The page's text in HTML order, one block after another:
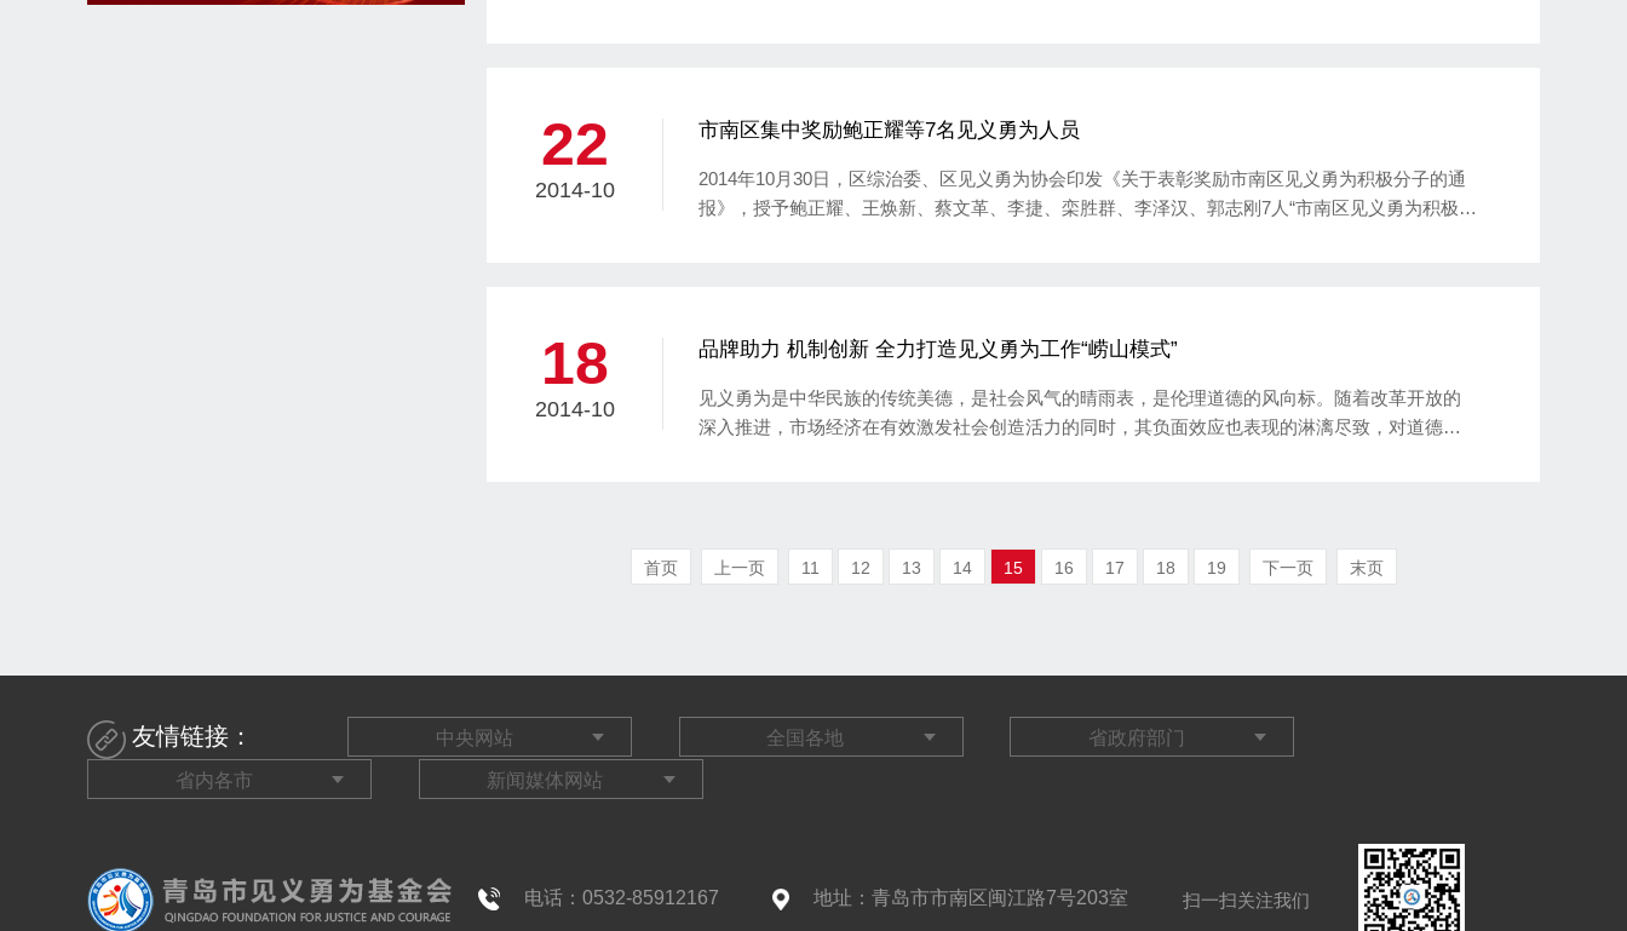
22
2014-10
市南区集中奖励鲍正耀等7名见义勇为人员
2014年10月30日，区综治委、区见义勇为协会印发《关于表彰奖励市南区见义勇为积极分子的通
报》，授予鲍正耀、王焕新、蔡文革、李捷、栾胜群、李泽汉、郭志刚7人“市南区见义勇为积极分
18
2014-10
品牌助力 机制创新 全力打造见义勇为工作“崂山模式”
见义勇为是中华民族的传统美德，是社会风气的晴雨表，是伦理道德的风向标。随着改革开放的
深入推进，市场经济在有效激发社会创造活力的同时，其负面效应也表现的淋漓尽致，对道德风
首页 上一页 11 12 13 14 15 16 17 18 19 下一页 末页
友情链接：
电话：0532-85912167 地址：青岛市市南区闽江路7号203室 扫一扫关注我们